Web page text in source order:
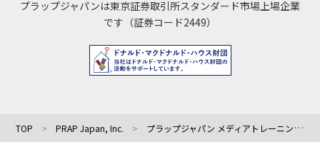
プラップジャパンは東京証券取引所スタンダード市場上場企業
です（証券コード2449）
TOP PRAP Japan, Inc. プラップジャパン メディアトレーニング部 部長 兼 危機管理広報主席コンサルタントの井口明彦が厚生労働省 中央労働委員会で講演しました